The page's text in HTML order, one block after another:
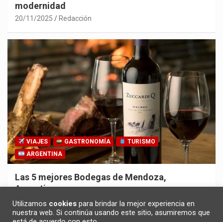
modernidad
20/11/2025 Redacción
VIAJES GASTRONOMÍA
TURISMO
ARGENTINA
Las 5 mejores Bodegas de Mendoza,
Argentina
30/10/2025 Redacción
Utilizamos cookies para brindar la mejor experiencia en
nuestra web. Si continúa usando este sitio, asumiremos que